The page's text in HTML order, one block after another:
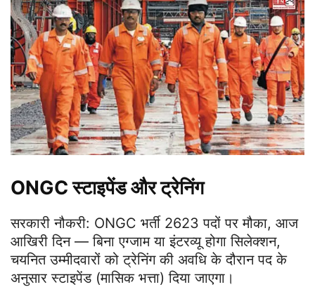
ONGC स्टाइपेंड और ट्रेनिंग
सरकारी नौकरी: ONGC भर्ती 2623 पदों पर मौका, आज
आखिरी दिन — बिना एग्जाम या इंटरव्यू होगा सिलेक्शन,
चयनित उम्मीदवारों को ट्रेनिंग की अवधि के दौरान पद के
अनुसार स्टाइपेंड (मासिक भत्ता) दिया जाएगा।